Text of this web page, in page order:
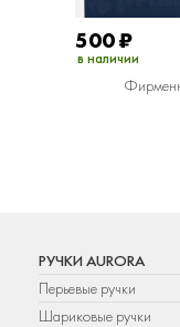
500₽
в наличии
РУЧКИ AURORA
Перьевые ручки
Шариковые ручки